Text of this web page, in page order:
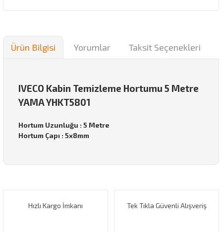
Ürün Bilgisi Yorumlar Taksit Seçenekleri
IVECO Kabin Temizleme Hortumu 5 Metre
YAMA YHKT5801
Hortum Uzunluğu : 5 Metre
Hortum Çapı : 5x8mm
Görüş ve önerileriniz için teşekkür ederiz.
Hızlı Kargo İmkanı Tek Tıkla Güvenli Alışveriş